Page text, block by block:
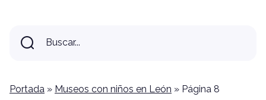
Buscar...
Buscar
Portada » Museos con niños en León » Página 8